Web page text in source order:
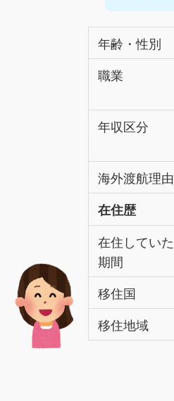
年齢・性別
職業
年収区分
海外渡航理由
在住歴
在住していた
期間
移住国
移住地域